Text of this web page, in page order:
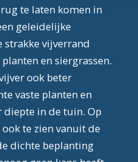
te laten komen in
geleidelijke
strakke vijverrand
en siergrassen.
ook beter
vaste planten en
diepte in de tuin. Op
te zien vanuit de
dichte beplanting